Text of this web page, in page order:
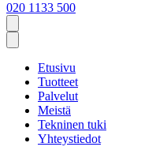
020 1133 500
Etusivu
Tuotteet
Palvelut
Meistä
Tekninen tuki
Yhteystiedot